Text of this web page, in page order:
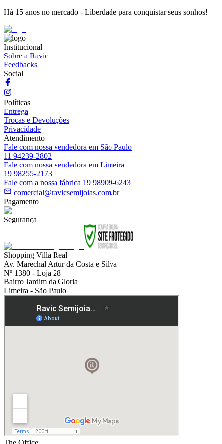
Há 15 anos no mercado - Liberdade para conquistar seus sonhos!
Institucional
Sobre a Ravic
Feedbacks
Social
Políticas
Entrega
Trocas e Devoluções
Privacidade
Atendimento
Fale com nossa vendedora em São Paulo
11 94239-2802
Fale com nossa vendedora em Limeira
19 98255-2173
Fale com a nossa fábrica 19 98909-6243
comercial@ravicsemijoias.com.br
Pagamento
Segurança
Shopping Villa Real
Av. Marechal Artur da Costa e Silva
Nº 1380 - Loja 28
Bairro Jardim da Gloria
Limeira - São Paulo
The Office